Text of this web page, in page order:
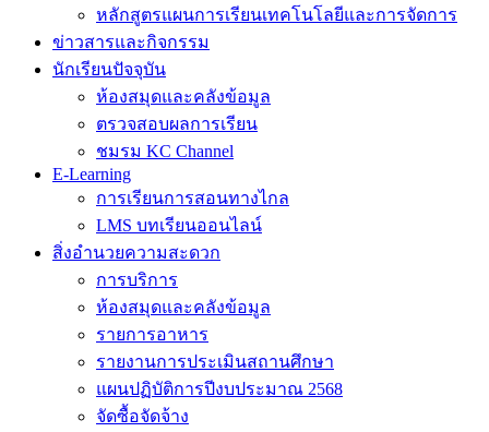
หลักสูตรแผนการเรียนเทคโนโลยีและการจัดการ
ข่าวสารและกิจกรรม
นักเรียนปัจจุบัน
ห้องสมุดและคลังข้อมูล
ตรวจสอบผลการเรียน
ชมรม KC Channel
E-Learning
การเรียนการสอนทางไกล
LMS บทเรียนออนไลน์
สิ่งอำนวยความสะดวก
การบริการ
ห้องสมุดและคลังข้อมูล
รายการอาหาร
รายงานการประเมินสถานศึกษา
แผนปฏิบัติการปีงบประมาณ 2568
จัดซื้อจัดจ้าง